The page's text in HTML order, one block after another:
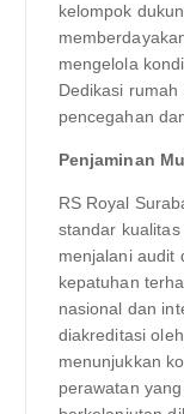
kelompok
mengelola
Dedikasi
pencegahan
Penjaminan
RS Royal
standar
menjalani audit
kepatuhan
nasional dan
diakreditasi
menunjukkan
perawatan